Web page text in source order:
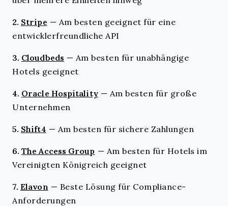
2. Stripe — Am besten geeignet für eine
entwicklerfreundliche API
3. Cloudbeds — Am besten für unabhängige
Hotels geeignet
4. Oracle Hospitality — Am besten für große
Unternehmen
5. Shift4 — Am besten für sichere Zahlungen
6. The Access Group — Am besten für Hotels im
Vereinigten Königreich geeignet
7. Elavon — Beste Lösung für Compliance-
Anforderungen